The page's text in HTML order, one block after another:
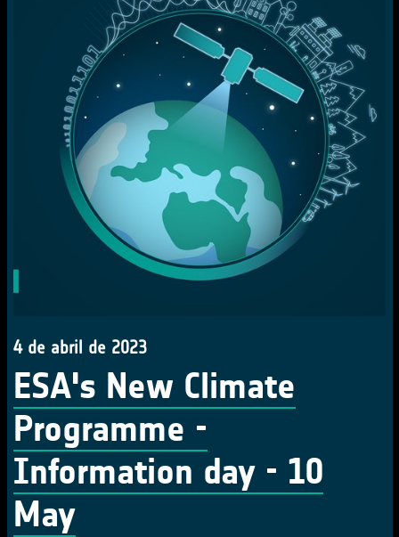
4 de abril de 2023
ESA's New Climate
Programme -
Information day - 10
May